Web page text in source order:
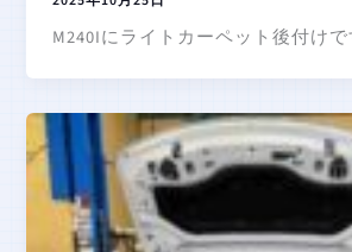
M240Iにライトカーペット後付けで